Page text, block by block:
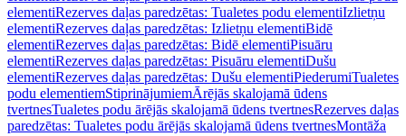
elementiRezerves daļas paredzētas: Tualetes podu elementiIzlietņu
elementiRezerves daļas paredzētas: Izlietņu elementiBidē
elementiRezerves daļas paredzētas: Bidē elementiPisuāru
elementiRezerves daļas paredzētas: Pisuāru elementiDušu
elementiRezerves daļas paredzētas: Dušu elementiPiederumiTualetes
podu elementiemStiprinājumiemĀrējās skalojamā ūdens
tvertnesTualetes podu ārējās skalojamā ūdens tvertnesRezerves daļas
paredzētas: Tualetes podu ārējās skalojamā ūdens tvertnesMontāža